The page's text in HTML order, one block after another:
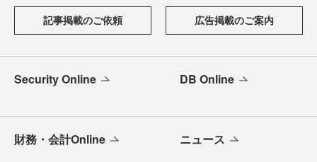
記事掲載のご依頼 広告掲載のご案内
Security Online DB Online
財務・会計Online ニュース